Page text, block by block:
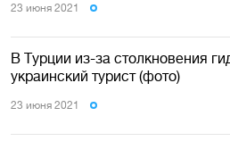
23 июня 2021
В Турции из-за столкновения
украинский турист (фото)
23 июня 2021